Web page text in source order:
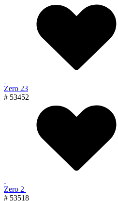
Zero 23
# 53452
Zero 2
# 53518